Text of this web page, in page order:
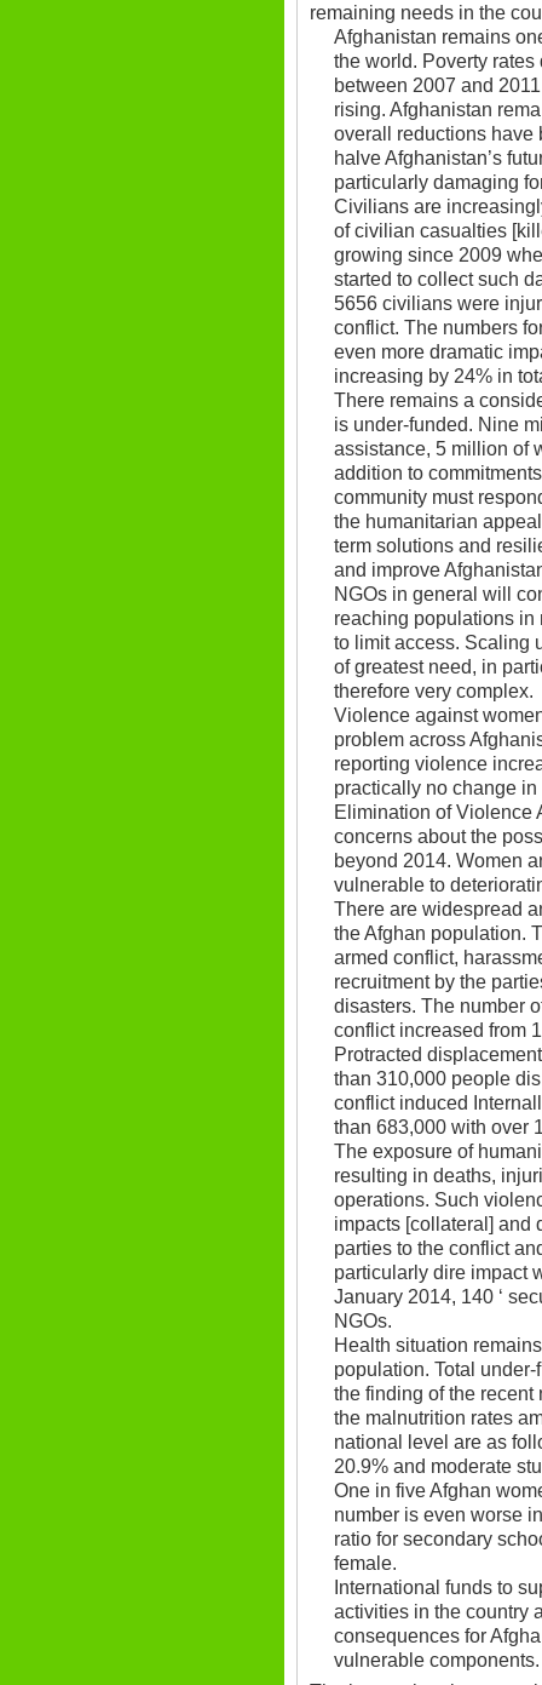
remaining needs in the
Afghanistan remains
the world. Poverty
between 2007 and
rising. Afghanistan
overall reductions have
halve Afghanistan’s
particularly damaging
Civilians are
of civilian casualties
growing since 2009
started to collect such
5656 civilians were
conflict. The numbers
even more dramatic
increasing by 24% in
There remains a
is under-funded. Nine
assistance, 5 million of
addition to
community must
the humanitarian
term solutions and
and improve
NGOs in general will
reaching populations in
to limit access. Scaling
of greatest need, in
therefore very complex.
Violence against
problem across
reporting violence
practically no change
Elimination of Violence
concerns about the
beyond 2014. Women
vulnerable to
There are widespread
the Afghan population.
armed conflict,
recruitment by the
disasters. The number
conflict increased from
Protracted
than 310,000 people
conflict induced
than 683,000 with over
The exposure of
resulting in deaths,
operations. Such
impacts [collateral] and
parties to the conflict
particularly dire impact
January 2014, 140 ‘
NGOs.
Health situation
population. Total
the finding of the
the malnutrition rates
national level are as
20.9% and moderate
One in five Afghan
number is even worse
ratio for secondary
female.
International funds to
activities in the country
consequences for
vulnerable components.